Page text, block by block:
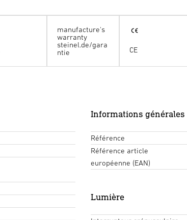
manufacture's
warranty
steinel.de/gara
ntie
CE
Informations générales
Référence
Référence article
européenne (EAN)
Lumière